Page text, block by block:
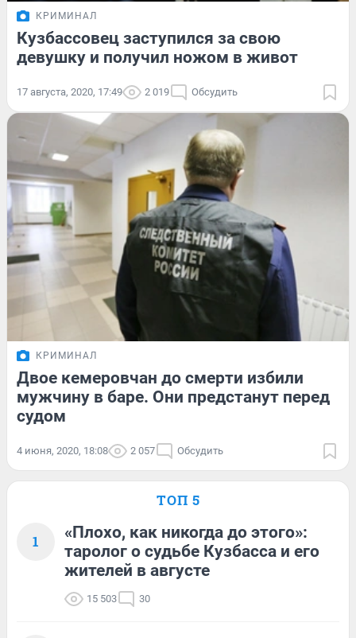
КРИМИНАЛ
Кузбассовец заступился за свою
девушку и получил ножом в живот
17 августа, 2020, 17:49 2 019 Обсудить
КРИМИНАЛ
Двое кемеровчан до смерти избили
мужчину в баре. Они предстанут перед
судом
4 июня, 2020, 18:08 2 057 Обсудить
ТОП 5
1
«Плохо, как никогда до этого»:
таролог о судьбе Кузбасса и его
жителей в августе
15 503 30